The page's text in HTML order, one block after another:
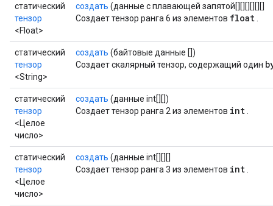
статический
тензор
<Float>
создать (данные с плавающей запятой[][][][][][]
Создает тензор ранга 6 из элементов float
статический
тензор
<String>
создать (байтовые данные [])
Создает скалярный тензор, содержащий один
статический
тензор
<Целое
число>
создать (данные int[][])
Создает тензор ранга 2 из элементов int
статический
тензор
<Целое
число>
создать (данные int[][][]
Создает тензор ранга 3 из элементов int